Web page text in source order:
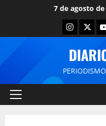
7 de agosto de